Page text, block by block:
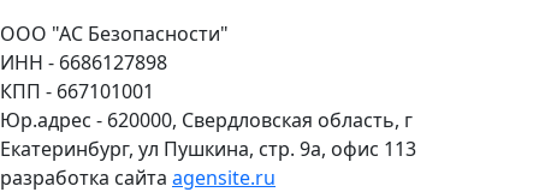
ООО "АС Безопасности"
ИНН - 6686127898
КПП - 667101001
Юр.адрес - 620000, Свердловская область, г
Екатеринбург, ул Пушкина, стр. 9а, офис 113
разработка сайта agensite.ru